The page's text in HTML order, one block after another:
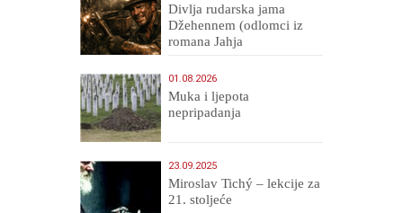
Divlja rudarska jama
Džehennem (odlomci iz
romana Jahja
01.08.2026
Muka i ljepota
nepripadanja
23.09.2025
Miroslav Tichý – lekcije za
21. stoljeće